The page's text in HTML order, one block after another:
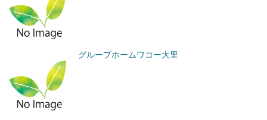
グループホームワコー大里